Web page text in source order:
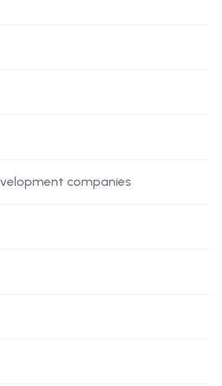
companies